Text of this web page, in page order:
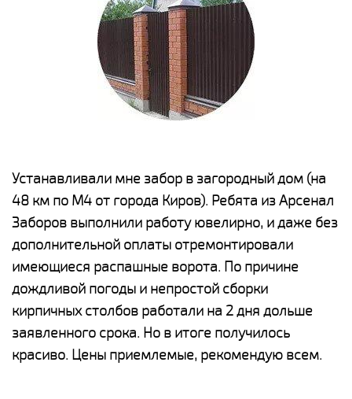
Устанавливали мне забор в загородный дом (на
48 км по М4 от города Киров). Ребята из Арсенал
Заборов выполнили работу ювелирно, и даже без
дополнительной оплаты отремонтировали
имеющиеся распашные ворота. По причине
дождливой погоды и непростой сборки
кирпичных столбов работали на 2 дня дольше
заявленного срока. Но в итоге получилось
красиво. Цены приемлемые, рекомендую всем.